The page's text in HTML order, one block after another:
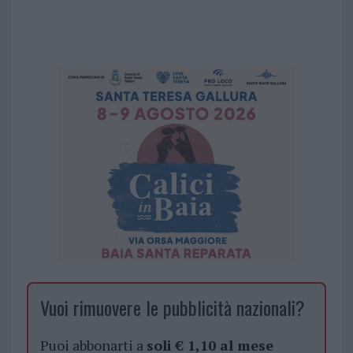
Vuoi rimuovere le pubblicità nazionali?
Puoi abbonarti a soli € 1,10 al mese